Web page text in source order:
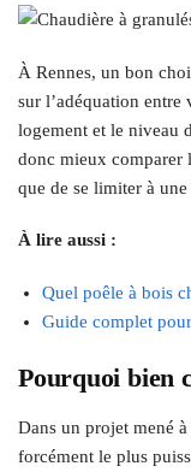
À Rennes, un bon
sur l’adéquation
logement et le niveau
donc mieux comparer
que de se limiter à
À lire aussi :
Quel poêle à bois
Guide complet
Pourquoi bien
Dans un projet mené
forcément le plus